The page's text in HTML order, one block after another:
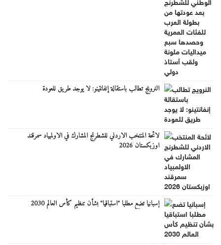
النرويج تطالب باستقالة إنفانتينو: لا يوجد طريق للعودة
لائحة المنتخب الاردني للشطرنج المشارك في الاولمبياد سمرقند
اوزبكستان 2026
إسبانيا تضع مطلبا "استباقيا" بشأن تنظيم كأس العالم 2030